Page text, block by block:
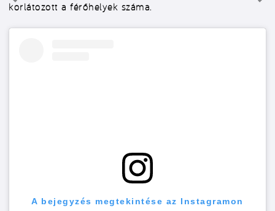
korlátozott a férőhelyek száma.
A bejegyzés megtekintése az Instagramon